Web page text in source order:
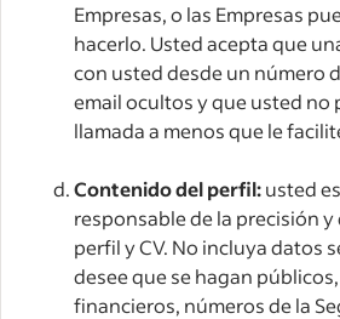
Empresas, o las Empresas
hacerlo. Usted acepta que
con usted desde un número
email ocultos y que usted no
llamada a menos que le
Contenido del perfil:usted
responsable de la precisión
perfil y CV. No incluya datos
desee que se hagan
financieros, números de la